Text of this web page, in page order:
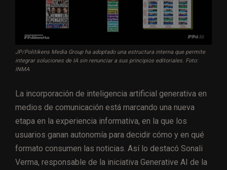
JP/Politikens Media Group ha adoptado una estructura interna que permite
integrar soluciones de IA sin renunciar a sus principios editoriales. Foto:
INMA
La incorporación de inteligencia artificial generativa en
medios de comunicación está marcando una nueva
etapa en la experiencia informativa, en la que los
usuarios ganan autonomía para decidir cómo y en qué
formato consumen las noticias. Así lo destacó Sonali
Verma, responsable de la iniciativa Generative AI de la